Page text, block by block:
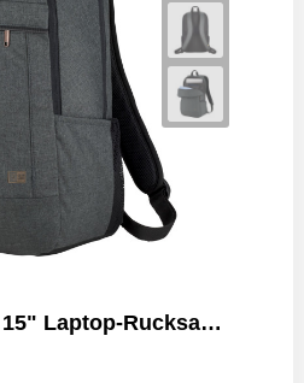
Case Logic Era 15" Laptop-Rucksack 23L